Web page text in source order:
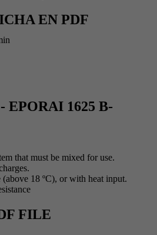
EN PDF
EPORAI 1625 B-
that must be mixed for use.
18 ºC), or with heat input.
FILE